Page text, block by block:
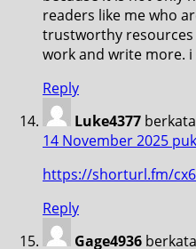
readers like me who
trustworthy resources
work and write more.
Reply
Luke4377
14 November 2025
https://shorturl.fm/
Reply
Gage4936